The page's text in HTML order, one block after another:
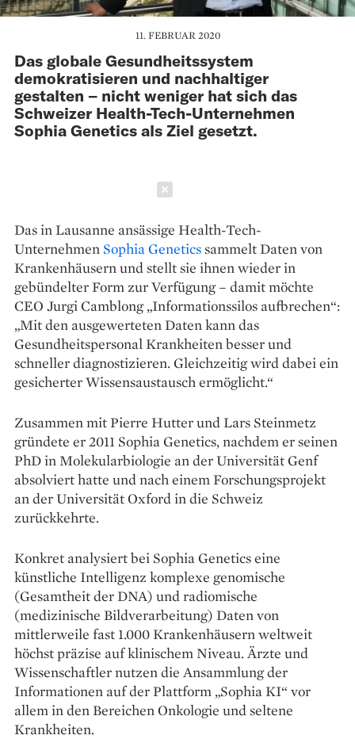
11. FEBRUAR 2020
Das globale Gesundheitssystem
demokratisieren und nachhaltiger
gestalten – nicht weniger hat sich das
Schweizer Health-Tech-Unternehmen
Sophia Genetics als Ziel gesetzt.
Das in Lausanne ansässige Health-Tech-
Unternehmen Sophia Geneticssammelt Daten von
Krankenhäusern und stellt sie ihnen wieder in
gebündelter Form zur Verfügung – damit möchte
CEO Jurgi Camblong „Informations­silos aufbrechen“:
„Mit den ausgewerte­ten Daten kann das
Gesundheits­personal Krankheiten besser und
schneller diagnostizieren. Gleich­zeitig wird dabei ein
gesicherter Wissensaustausch ermöglicht.“
Zusammen mit Pierre Hutter und Lars Steinmetz
gründete er 2011 Sophia Genetics, nachdem er seinen
PhD in Molekularbiologie an der Universität Genf
absolviert hatte und nach einem Forschungs­projekt
an der Universität Oxford in die Schweiz
zurückkehrte.
Konkret analysiert bei Sophia Genetics eine
künstliche Intelligenz komplexe genomische
(Gesamtheit der DNA) und radiomische
(medizinische Bildverarbeitung) Daten von
mittlerweile fast 1.000 Krankenhäusern weltweit
höchst präzise auf klinischem Niveau. Ärzte und
Wissenschaftler nutzen die Ansammlung der
Informationen auf der Plattform „Sophia KI“ vor
allem in den Bereichen Onkologie und seltene
Krankheiten.